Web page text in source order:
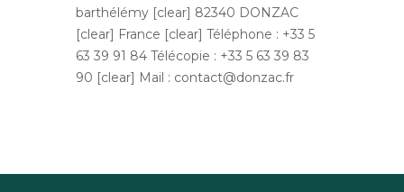
barthélémy [clear] 82340 DONZAC
[clear] France [clear] Téléphone : +33 5
63 39 91 84 Télécopie : +33 5 63 39 83
90 [clear] Mail : contact@donzac.fr